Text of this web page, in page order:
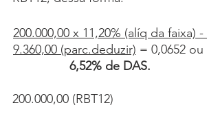
200.000,00 x 11,20% (alíq da faixa) -
9.360,00 (parc.deduzir) = 0,0652 ou
6,52% de DAS.
200.000,00 (RBT12)